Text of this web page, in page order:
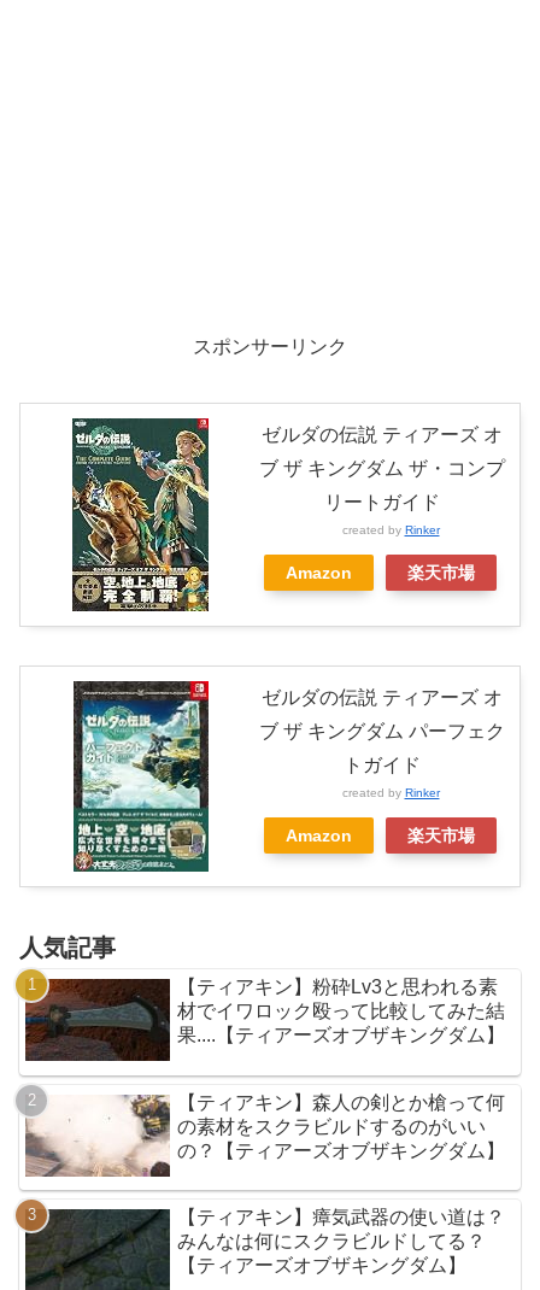
スポンサーリンク
ゼルダの伝説 ティアーズ オ
ブ ザ キングダム ザ・コンプ
リートガイド
created by Rinker
Amazon 楽天市場
ゼルダの伝説 ティアーズ オ
ブ ザ キングダム パーフェク
トガイド
created by Rinker
Amazon 楽天市場
人気記事
【ティアキン】粉砕Lv3と思われる素
材でイワロック殴って比較してみた結
果....【ティアーズオブザキングダム】
【ティアキン】森人の剣とか槍って何
の素材をスクラビルドするのがいい
の？【ティアーズオブザキングダム】
【ティアキン】瘴気武器の使い道は？
みんなは何にスクラビルドしてる？
【ティアーズオブザキングダム】